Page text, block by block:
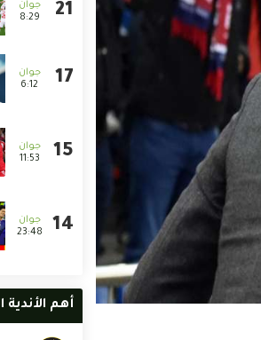
8:29
6:12
11:53
23:48
أهم الأندية